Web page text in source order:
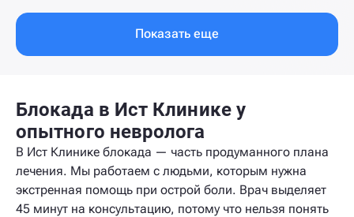
Показать еще
Блокада в Ист Клинике у
опытного невролога
В Ист Клинике блокада — часть продуманного плана
лечения. Мы работаем с людьми, которым нужна
экстренная помощь при острой боли. Врач выделяет
45 минут на консультацию, потому что нельзя понять